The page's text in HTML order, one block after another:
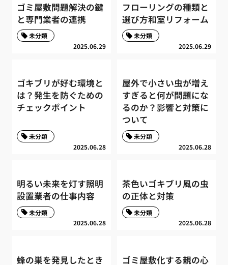
ゴミ屋敷問題解決の鍵
と専門業者の連携
2025.06.29
未分類
フローリングの種類と
選び方和室リフォーム
2025.06.29
未分類
ゴキブリが好む環境と
は？発生を防ぐための
チェックポイント
2025.06.28
未分類
屋外で小さい虫が増え
すぎると何が問題にな
るのか？影響と対策に
ついて
2025.06.28
未分類
明るい未来を灯す照明
設置業者の仕事内容
2025.06.28
未分類
茶色いゴキブリ風の虫
の正体と対策
2025.06.28
未分類
蜂の巣を発見したとき ゴミ屋敷化する親の心